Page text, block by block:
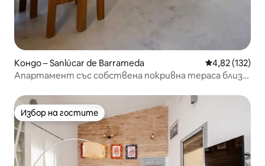
Кондо – Sanlúcar de Barrameda Средна
4,82 (132)
Апартамент със собствена покривна тераса близо
Избор на гостите
Избор на гостите